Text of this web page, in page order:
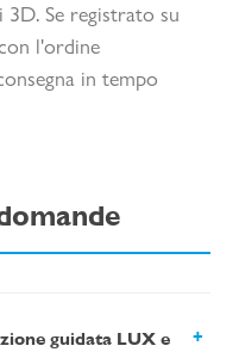
Se registrato su
l'ordine
in tempo
guidata LUX e